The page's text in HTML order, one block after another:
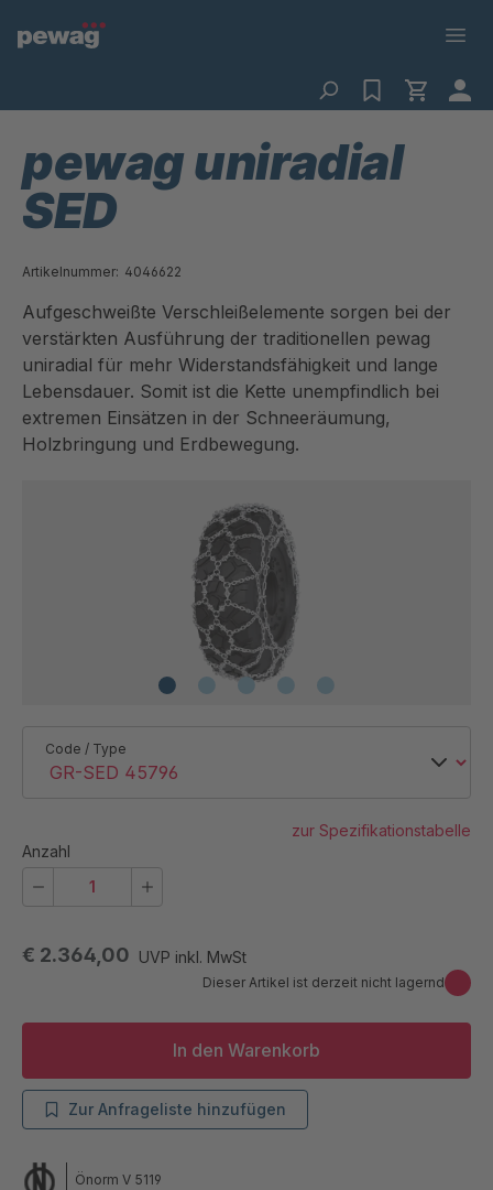
pewag uniradial
SED
Artikelnummer: 4046622
Aufgeschweißte Verschleißelemente sorgen bei der
verstärkten Ausführung der traditionellen pewag
uniradial für mehr Widerstandsfähigkeit und lange
Lebensdauer. Somit ist die Kette unempfindlich bei
extremen Einsätzen in der Schneeräumung,
Holzbringung und Erdbewegung.
€ 2.364,00 UVP inkl. MwSt
Dieser Artikel ist derzeit nicht lagernd
Code / Type
zur Spezifikationstabelle
Anzahl
In den Warenkorb
Zur Anfrageliste hinzufügen
Önorm V 5119